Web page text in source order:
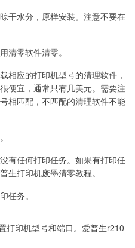
干水分，原样安装。注意不要在
清零软件清零。
相应的打印机型号的清理软件，
便宜，通常只有几美元。需要注
相匹配，不匹配的清理软件不能
有任何打印任务。如果有打印任
生打印机废墨清零教程。
任务。
打印机型号和端口。爱普生r210